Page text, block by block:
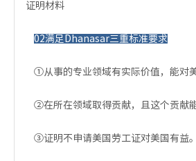
证明材料
02满足Dhanasar三重标准要求
①从事的专业领域有实际价值，能对美
②在所在领域取得贡献，且这个贡献
③证明不申请美国劳工证对美国有益。